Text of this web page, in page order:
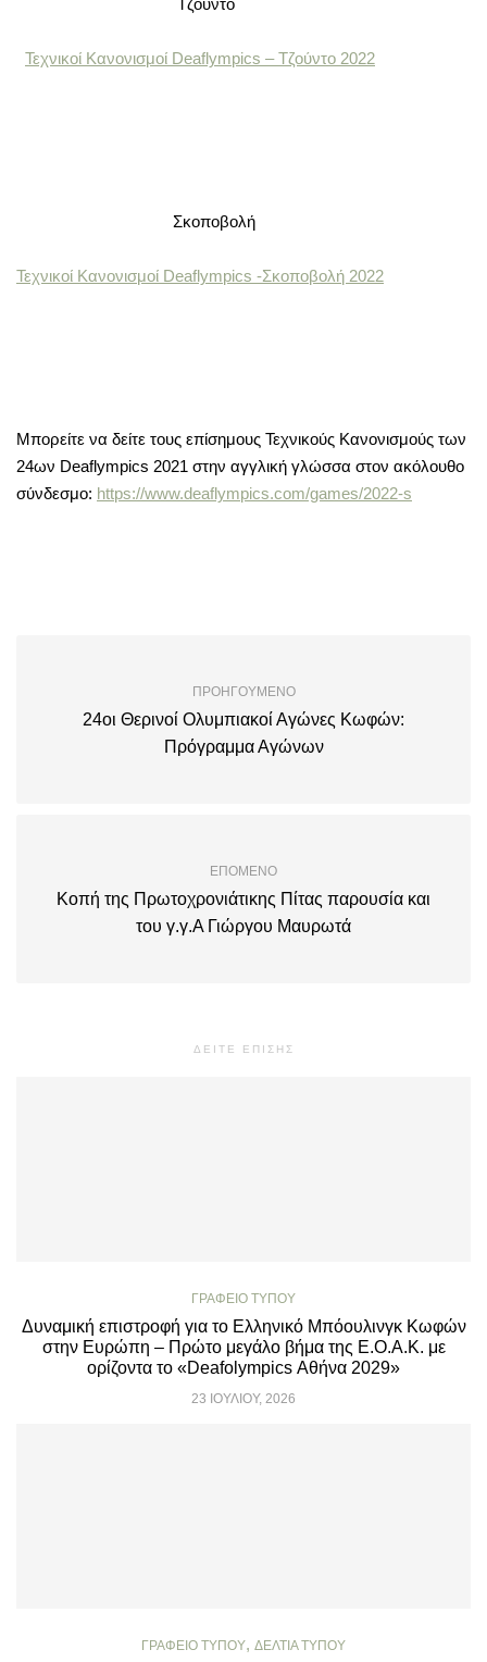
Τεχνικοί Κανονισμοί Deaflympics – Τζούντο 2022
Σκοποβολή
Τεχνικοί Κανονισμοί Deaflympics -Σκοποβολή 2022
Μπορείτε να δείτε τους επίσημους Τεχνικούς Κανονισμούς των
24ων Deaflympics 2021 στην αγγλική γλώσσα στον ακόλουθο
σύνδεσμο: https://www.deaflympics.com/games/2022-s
ΠΡΟΗΓΟΎΜΕΝΟ
24οι Θερινοί Ολυμπιακοί Αγώνες Κωφών:
Πρόγραμμα Αγώνων
ΕΠΌΜΕΝΟ
Κοπή της Πρωτοχρονιάτικης Πίτας παρουσία και
του γ.γ.Α Γιώργου Μαυρωτά
ΔΕΙΤΕ ΕΠΙΣΗΣ
ΓΡΑΦΕΊΟ ΤΎΠΟΥ
Δυναμική επιστροφή για το Ελληνικό Μπόουλινγκ Κωφών
στην Ευρώπη – Πρώτο μεγάλο βήμα της Ε.Ο.Α.Κ. με
ορίζοντα το «Deafolympics Αθήνα 2029»
23 ΙΟΥΛΊΟΥ, 2026
ΓΡΑΦΕΊΟ ΤΎΠΟΥ, ΔΕΛΤΊΑ ΤΎΠΟΥ